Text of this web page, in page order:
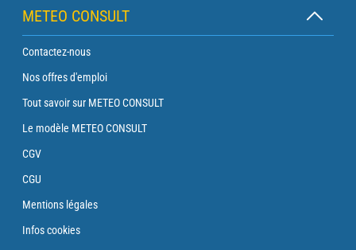
METEO CONSULT
Contactez-nous
Nos offres d'emploi
Tout savoir sur METEO CONSULT
Le modèle METEO CONSULT
CGV
CGU
Mentions légales
Infos cookies